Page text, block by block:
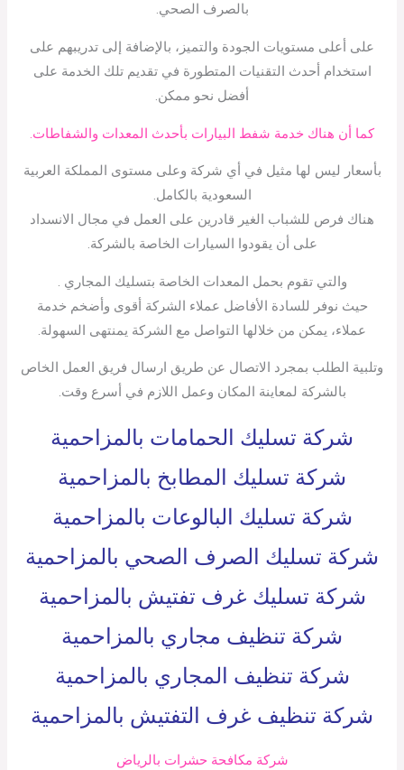
بالصرف الصحي.
على أعلى مستويات الجودة والتميز، بالإضافة إلى تدريبهم على
استخدام أحدث التقنيات المتطورة في تقديم تلك الخدمة على
أفضل نحو ممكن.
كما أن هناك خدمة شفط البيارات بأحدث المعدات والشفاطات.
بأسعار ليس لها مثيل في أي شركة وعلى مستوى المملكة العربية
السعودية بالكامل.
هناك فرص للشباب الغير قادرين على العمل في مجال الانسداد
على أن يقودوا السيارات الخاصة بالشركة.
والتي تقوم بحمل المعدات الخاصة بتسليك المجاري .
حيث نوفر للسادة الأفاضل عملاء الشركة أقوى وأضخم خدمة
عملاء، يمكن من خلالها التواصل مع الشركة يمنتهى السهولة.
وتلبية الطلب بمجرد الاتصال عن طريق ارسال فريق العمل الخاص
بالشركة لمعاينة المكان وعمل اللازم في أسرع وقت.
شركة تسليك الحمامات بالمزاحمية
شركة تسليك المطابخ بالمزاحمية
شركة تسليك البالوعات بالمزاحمية
شركة تسليك الصرف الصحي بالمزاحمية
شركة تسليك غرف تفتيش بالمزاحمية
شركة تنظيف مجاري بالمزاحمية
شركة تنظيف المجاري بالمزاحمية
شركة تنظيف غرف التفتيش بالمزاحمية
شركة مكافحة حشرات بالرياض